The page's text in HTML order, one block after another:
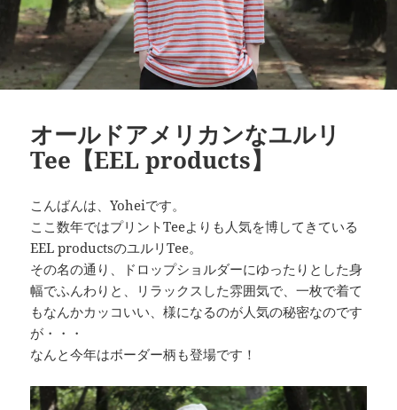
オールドアメリカンなユルリ
Tee【EEL products】
こんばんは、Yoheiです。
ここ数年ではプリントTeeよりも人気を博してきている
EEL productsのユルリTee。
その名の通り、ドロップショルダーにゆったりとした身
幅でふんわりと、リラックスした雰囲気で、一枚で着て
もなんかカッコいい、様になるのが人気の秘密なのです
が・・・
なんと今年はボーダー柄も登場です！